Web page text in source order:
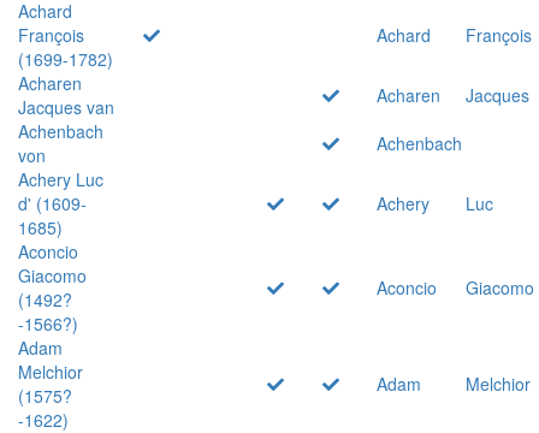
Achard
François
(1699-1782)
Achard
François
Acharen
Jacques van
Acharen
Jacques
Achenbach
von
Achenbach
Achery Luc
d' (1609-
1685)
Achery
Luc
Aconcio
Giacomo
(1492?
-1566?)
Aconcio Giacomo
Adam
Melchior
(1575?
-1622)
Adam Melchior